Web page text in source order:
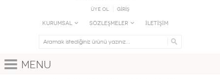
Üye Ol GİRİŞ
KURUMSAL SÖZLEŞMELER İLETİŞİM
Menu